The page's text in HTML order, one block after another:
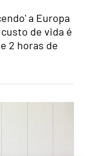
a Europa
de vida é
2 horas de